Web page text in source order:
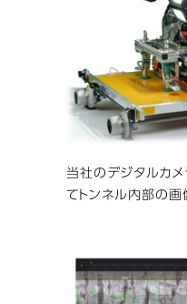
当社のデジタルカ
てトンネル内部の画